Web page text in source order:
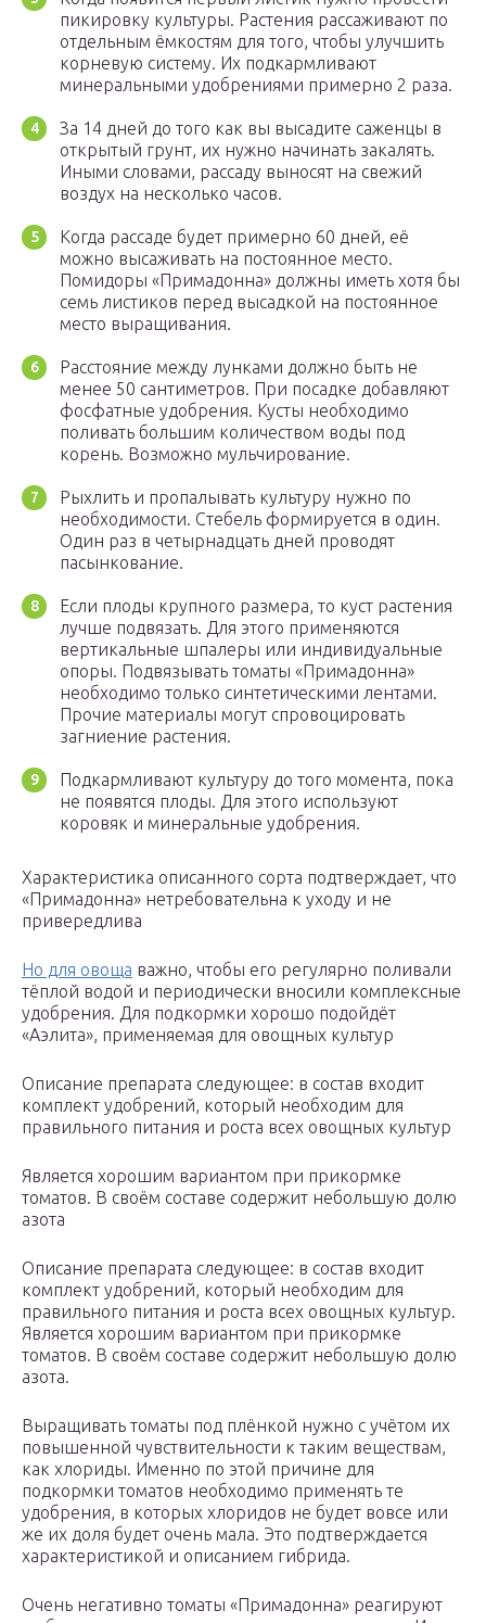
пикировку культуры. Растения рассаживают по
отдельным ёмкостям для того, чтобы улучшить
корневую систему. Их подкармливают
минеральными удобрениями примерно 2 раза.
За 14 дней до того как вы высадите саженцы в
открытый грунт, их нужно начинать закалять.
Иными словами, рассаду выносят на свежий
воздух на несколько часов.
Когда рассаде будет примерно 60 дней, её
можно высаживать на постоянное место.
Помидоры «Примадонна» должны иметь хотя бы
семь листиков перед высадкой на постоянное
место выращивания.
Расстояние между лунками должно быть не
менее 50 сантиметров. При посадке добавляют
фосфатные удобрения. Кусты необходимо
поливать большим количеством воды под
корень. Возможно мульчирование.
Рыхлить и пропалывать культуру нужно по
необходимости. Стебель формируется в один.
Один раз в четырнадцать дней проводят
пасынкование.
Если плоды крупного размера, то куст растения
лучше подвязать. Для этого применяются
вертикальные шпалеры или индивидуальные
опоры. Подвязывать томаты «Примадонна»
необходимо только синтетическими лентами.
Прочие материалы могут спровоцировать
загниение растения.
Подкармливают культуру до того момента, пока
не появятся плоды. Для этого используют
коровяк и минеральные удобрения.
Характеристика описанного сорта подтверждает, что
«Примадонна» нетребовательна к уходу и не
привередлива
Но для овоща важно, чтобы его регулярно поливали
тёплой водой и периодически вносили комплексные
удобрения. Для подкормки хорошо подойдёт
«Аэлита», применяемая для овощных культур
Описание препарата следующее: в состав входит
комплект удобрений, который необходим для
правильного питания и роста всех овощных культур
Является хорошим вариантом при прикормке
томатов. В своём составе содержит небольшую долю
азота
Описание препарата следующее: в состав входит
комплект удобрений, который необходим для
правильного питания и роста всех овощных культур.
Является хорошим вариантом при прикормке
томатов. В своём составе содержит небольшую долю
азота.
Выращивать томаты под плёнкой нужно с учётом их
повышенной чувствительности к таким веществам,
как хлориды. Именно по этой причине для
подкормки томатов необходимо применять те
удобрения, в которых хлоридов не будет вовсе или
же их доля будет очень мала. Это подтверждается
характеристикой и описанием гибрида.
Очень негативно томаты «Примадонна» реагируют